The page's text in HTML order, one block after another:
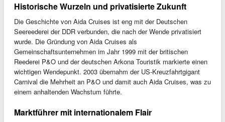
Historische Wurzeln und privatisierte Zukunft
Die Geschichte von Aida Cruises ist eng mit der Deutschen
Seereederei der DDR verbunden, die nach der Wende privatisiert
wurde. Die Gründung von Aida Cruises als
Gemeinschaftsunternehmen im Jahr 1999 mit der britischen
Reederei P&O und der deutschen Arkona Touristik markierte einen
wichtigen Wendepunkt. 2003 übernahm der US-Kreuzfahrtgigant
Carnival die Mehrheit an P&O und damit auch Aida Cruises, was zu
einem anhaltenden Wachstum führte.
Marktführer mit internationalem Flair